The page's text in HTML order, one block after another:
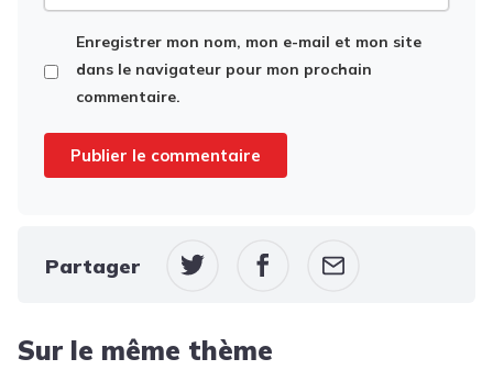
Enregistrer mon nom, mon e-mail et mon site
dans le navigateur pour mon prochain
commentaire.
Partager
Sur le même thème